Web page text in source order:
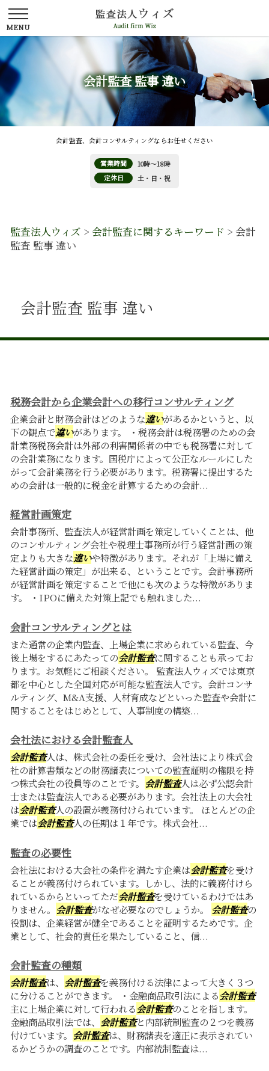
会計監査 監事 違い
会計監査、会計コンサルティングならお任せください
営業時間
10時～18時
定休日
土・日・祝
監査法人ウィズ > 会計監査に関するキーワード > 会計
監査 監事 違い
会計監査 監事 違い
税務会計から企業会計への移行コンサルティング
企業会計と財務会計はどのような違いがあるかというと、以
下の観点で違いがあります。 ・税務会計は税務署のための会
計業務税務会計は外部の利害関係者の中でも税務署に対して
の会計業務になります。国税庁によって公正なルールにした
がって会計業務を行う必要があります。税務署に提出するた
めの会計は一般的に税金を計算するための会計...
経営計画策定
会計事務所、監査法人が経営計画を策定していくことは、他
のコンサルティング会社や税理士事務所が行う経営計画の策
定よりも大きな違いや特徴があります。それが「上場に備え
た経営計画の策定」が出来る、ということです。会計事務所
が経営計画を策定することで他にも次のような特徴がありま
す。 ・IPOに備えた対策上記でも触れました...
会計コンサルティングとは
また通常の企業内監査、上場企業に求められている監査、今
後上場をするにあたっての会計監査に関することも承ってお
ります。お気軽にご相談ください。 監査法人ウィズでは東京
都を中心とした全国対応が可能な監査法人です。会計コンサ
ルティング、M&A支援、人材育成などといった監査や会計に
関することをはじめとして、人事制度の構築...
会社法における会計監査人
会計監査人は、株式会社の委任を受け、会社法により株式会
社の計算書類などの財務諸表についての監査証明の権限を持
つ株式会社の役員等のことです。 会計監査人は必ず公認会計
士または監査法人である必要があります。会社法上の大会社
は会計監査人の設置が義務付けられています。 ほとんどの企
業では会計監査人の任期は１年です。株式会社...
監査の必要性
会社法における大会社の条件を満たす企業は会計監査を受け
ることが義務付けられています。しかし、法的に義務付けら
れているからといってただ会計監査を受けているわけではあ
りません。 会計監査がなぜ必要なのでしょうか。 会計監査の
役割は、企業経営が健全であることを証明するためです。企
業として、社会的責任を果たしていること、信...
会計監査の種類
会計監査は、 会計監査を義務付ける法律によって大きく３つ
に分けることができます。 ・金融商品取引法による会計監査
主に上場企業に対して行われる会計監査のことを指します。
金融商品取引法では、 会計監査と内部統制監査の２つを義務
付けています。 会計監査は、財務諸表を適正に表示されてい
るかどうかの調査のことです。内部統制監査は...